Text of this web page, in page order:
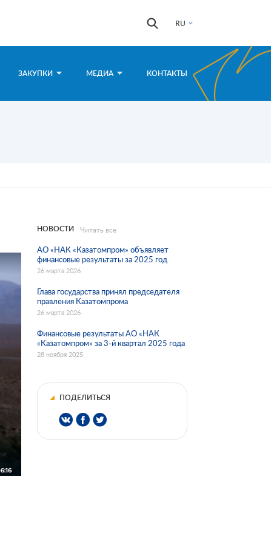
RU
Форма
Поиск
ЗАКУПКИ МЕДИА КОНТАКТЫ
НОВОСТИ Читать все
АО «НАК «Казатомпром» объявляет
финансовые результаты за 2025 год
26 марта 2026
Глава государства принял председателя
правления Казатомпрома
26 марта 2026
Финансовые результаты АО «НАК
«Казатомпром» за 3-й квартал 2025 года
28 ноября 2025
ПОДЕЛИТЬСЯ